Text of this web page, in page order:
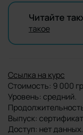
Читайте
такое
Ссылка на курс
Стоимость: 9 000
Уровень: средний.
Выпуск:
Доступ: нет данных.